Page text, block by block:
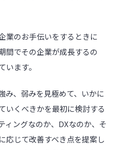
業のお手伝いをするときに
間でその企業が成長するの
ます。
み、弱みを見極めて、いかに
いくべきかを最初に検討する
ィングなのか、DXなのか、そ
応じて改善すべき点を提案し